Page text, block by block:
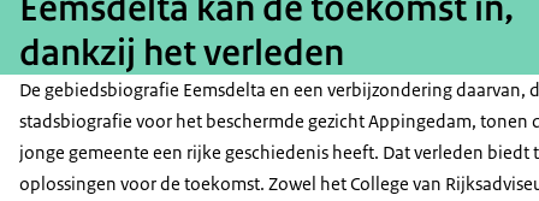
dankzij het verleden
De gebiedsbiografie Eemsdelta en een verbijzondering daarvan,
stadsbiografie voor het beschermde gezicht Appingedam, tonen
jonge gemeente een rijke geschiedenis heeft. Dat verleden biedt
oplossingen voor de toekomst. Zowel het College van